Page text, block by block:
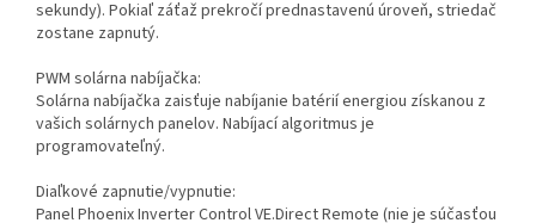
sekundy). Pokiaľ záťaž prekročí prednastavenú úroveň, striedač
zostane zapnutý.
PWM solárna nabíjačka:
Solárna nabíjačka zaisťuje nabíjanie batérií energiou získanou z
vašich solárnych panelov. Nabíjací algoritmus je
programovateľný.
Diaľkové zapnutie/vypnutie:
Panel Phoenix Inverter Control VE.Direct Remote (nie je súčasťou